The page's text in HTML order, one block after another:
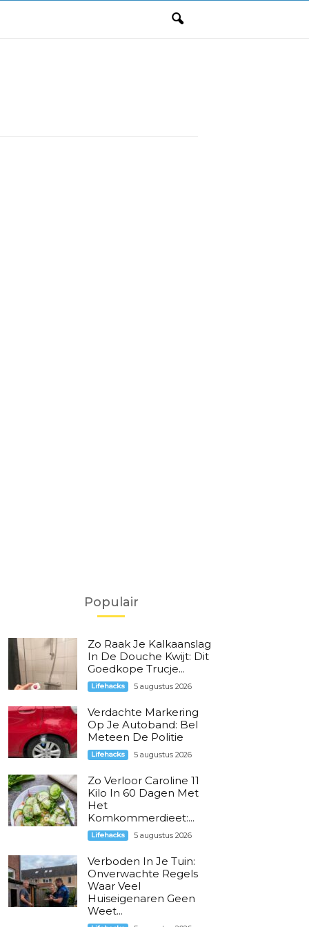
Populair
Zo Raak Je Kalkaanslag
In De Douche Kwijt: Dit
Goedkope Trucje...
Lifehacks 5 augustus 2026
Verdachte Markering
Op Je Autoband: Bel
Meteen De Politie
Lifehacks 5 augustus 2026
Zo Verloor Caroline 11
Kilo In 60 Dagen Met
Het
Komkommerdieet:...
Lifehacks 5 augustus 2026
Verboden In Je Tuin:
Onverwachte Regels
Waar Veel
Huiseigenaren Geen
Weet...